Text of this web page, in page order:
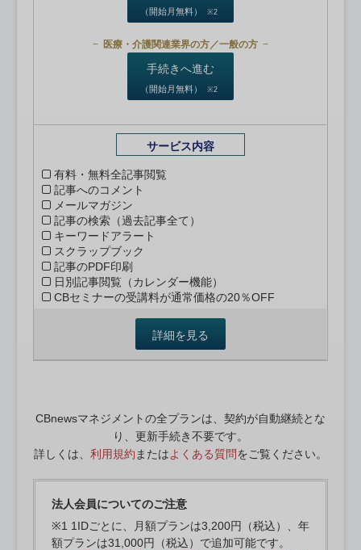
（開始月無料） ※2
医療・介護関連業界の方／一般の方
手続きへ進む
（開始月無料） ※2
サービス内容
有料・無料全記事閲覧
記事へのコメント
メールマガジン
記事の検索（過去記事全て）
キーワードアラート
スクラップブック
記事のPDF印刷
日別記事閲覧（カレンダー機能）
CBセミナーの受講料が通常価格の20％OFF
詳細を見る
CBnewsマネジメントの全プランは、契約が自動継続とな
り、更新手続き不要です。
詳しくは、 利用規約 またはよくある質問をご覧ください。
法人会員についてのご注意
※1 1IDごとに、月額プランは3,200円（税込）、年
額プランは31,000円（税込）で追加可能です。